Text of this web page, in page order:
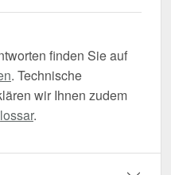
finden Sie auf
. Technische
wir Ihnen zudem
.